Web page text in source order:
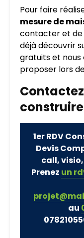
Pour faire
mesure de
contacter et de
déjà découvrir
gratuits et nous
proposer lors
construire
1er RDV
Devis
call,
Prenez un
au